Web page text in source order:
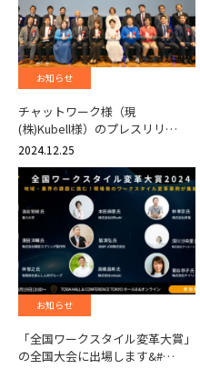
お知らせ
チャットワーク様（現
(株)Kubell様）のプレスリリ…
2024.12.25
お知らせ
「全国ワークスタイル変革大賞」
の全国大会に出場します&#…